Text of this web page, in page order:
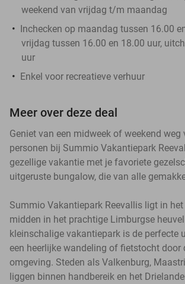
weekend van vrijdag t/m maandag
Inchecken op maandag tussen 16.00
vrijdag tussen 16.00 en 18.00 uur,
uur
Enkel voor recreatieve verhuur
Meer over deze deal
Geniet van een midweek of weekend weg
personen bij Summio Vakantiepark
gezellige vakantie met je favoriete
uitgeruste bungalow, die van alle
Summio Vakantiepark Reevallis ligt in
midden in het prachtige Limburgse
kleinschalige vakantiepark is de perfecte
een heerlijke wandeling of fietstocht door
omgeving. Steden als Valkenburg,
liggen binnen handbereik en het